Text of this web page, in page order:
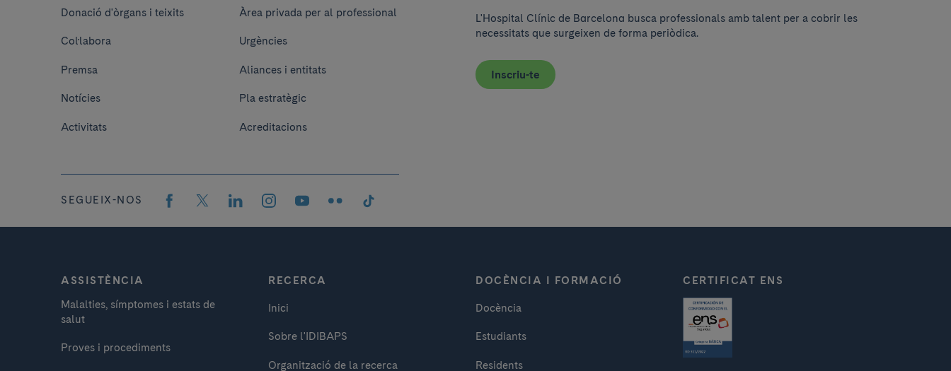
Donació d'òrgans i teixits
Col·labora
Premsa
Notícies
Activitats
Àrea privada per al professional
Urgències
Aliances i entitats
Pla estratègic
Acreditacions
L'Hospital Clínic de Barcelona busca professionals amb talent per a cobrir les
necessitats que surgeixen de forma periòdica.
Inscriu-te
SEGUEIX-NOS
ASSISTÈNCIA
Malalties, símptomes i estats de
salut
Proves i procediments
RECERCA
Inici
Sobre l'IDIBAPS
Organització de la recerca
DOCÈNCIA I FORMACIÓ
Docència
Estudiants
Residents
CERTIFICAT ENS